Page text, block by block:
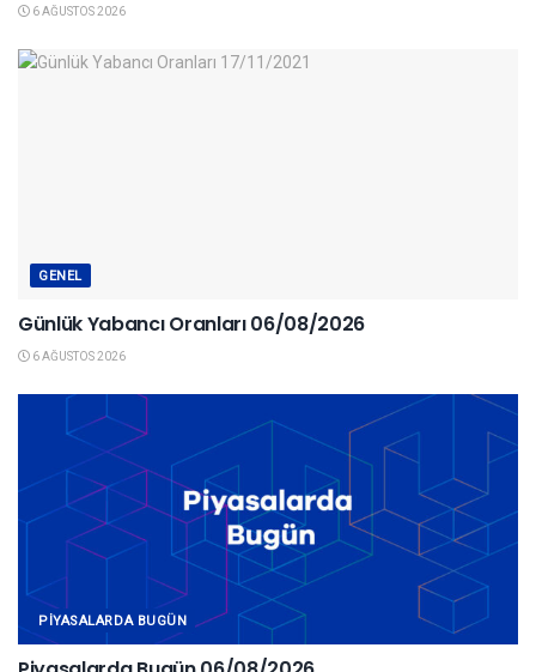
6 AĞUSTOS 2026
GENEL
Günlük Yabancı Oranları 06/08/2026
6 AĞUSTOS 2026
PIYASALARDA BUGÜN